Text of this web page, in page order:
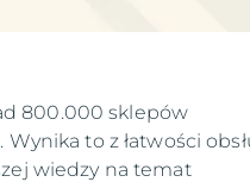
800.000 sklepów
to z łatwości
wiedzy na temat